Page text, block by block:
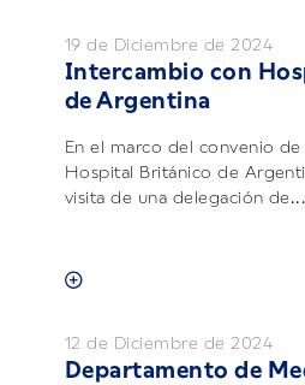
19 de Diciembre de 2024
Intercambio con
de Argentina
En el marco del convenio
Hospital Británico de
visita de una delegación de...
12 de Diciembre de 2024
Departamento de